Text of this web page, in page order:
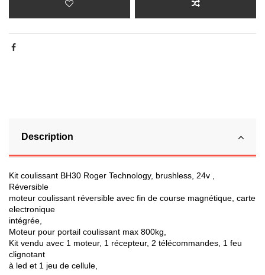
Description
Kit coulissant BH30 Roger Technology, brushless, 24v ,
Réversible
moteur coulissant réversible avec fin de course magnétique, carte
electronique
intégrée,
Moteur pour portail coulissant max 800kg,
Kit vendu avec 1 moteur, 1 récepteur, 2 télécommandes, 1 feu
clignotant
à led et 1 jeu de cellule,